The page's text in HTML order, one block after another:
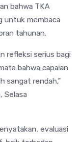
bahwa TKA
untuk membaca
tahunan.
refleksi serius bagi
bahwa capaian
sangat rendah,”
Selasa
evaluasi